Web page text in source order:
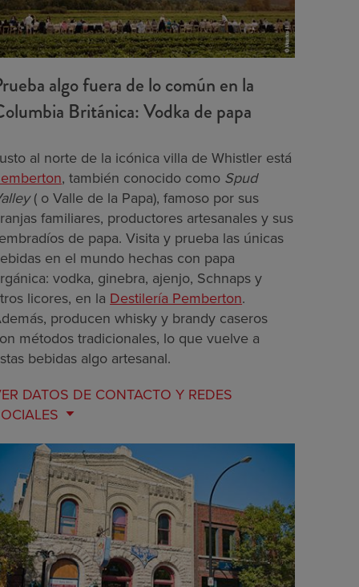
algo fuera de lo común en la
Británica: Vodka de papa
al norte de la icónica villa de Whistler está
, también conocido como Spud
( o Valle de la Papa), famoso por sus
familiares, productores artesanales y sus
de papa. Visita y prueba las únicas
en el mundo hechas con papa
vodka, ginebra, ajenjo, Schnaps y
licores, en la Destilería Pemberton.
producen whisky y brandy caseros
métodos tradicionales, lo que vuelve a
bebidas algo artesanal.
DATOS DE CONTACTO Y REDES